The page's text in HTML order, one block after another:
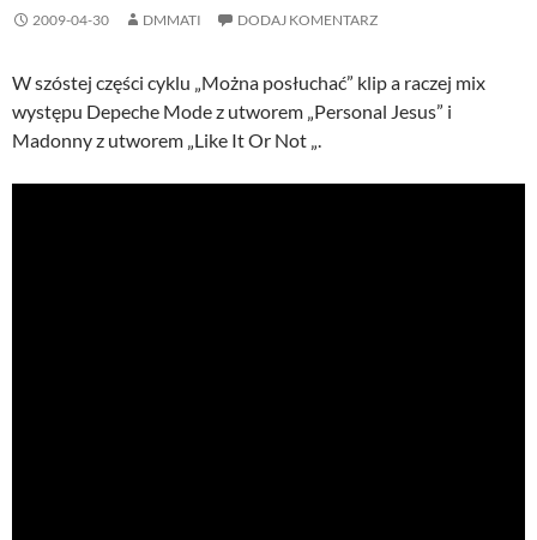
2009-04-30 DMMATI DODAJ KOMENTARZ
W szóstej części cyklu „Można posłuchać” klip a raczej mix
występu Depeche Mode z utworem „Personal Jesus” i
Madonny z utworem „Like It Or Not „.